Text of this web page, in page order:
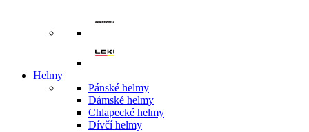
Helmy
Pánské helmy
Dámské helmy
Chlapecké helmy
Dívčí helmy